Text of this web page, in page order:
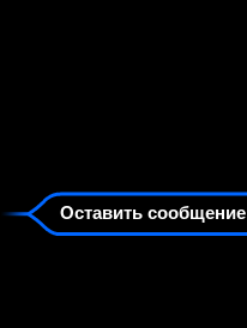
Оставить сообщение